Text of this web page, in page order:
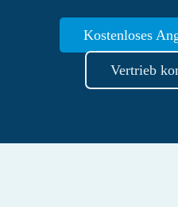
Kostenloses
Vertrieb